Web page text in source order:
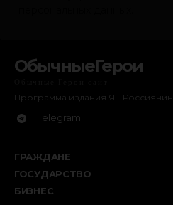
ОбычныеГерои
Программа издания Я - Россиянин
Telegram
ГРАЖДАНЕ
ГОСУДАРСТВО
БИЗНЕС